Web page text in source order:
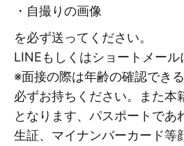
・自撮りの画像
を必ず送ってください。
LINEもしくはショートメール
※面接の際は年齢の確認でき
必ずお持ちください。また本
となります、パスポートであ
生証、マイナンバーカード等